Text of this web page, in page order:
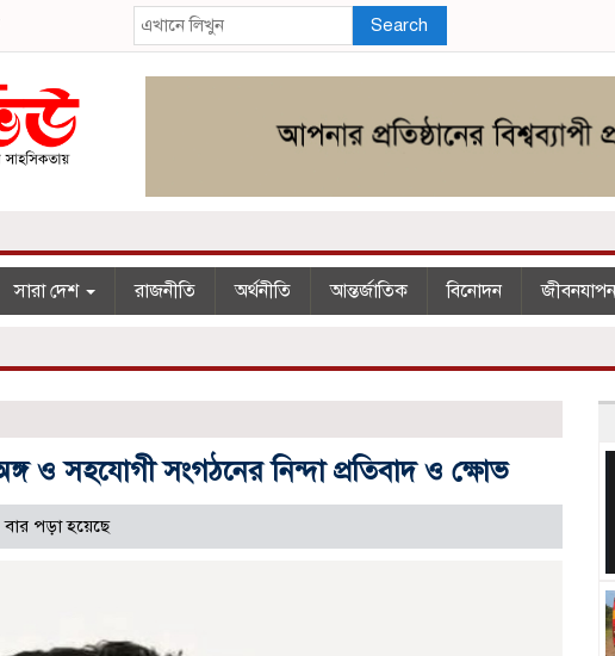
Search
সারা দেশ রাজনীতি অর্থনীতি আন্তর্জাতিক বিনোদন
ও সহযোগী সংগঠনের নিন্দা প্রতিবাদ ও ক্ষোভ
পড়া হয়েছে